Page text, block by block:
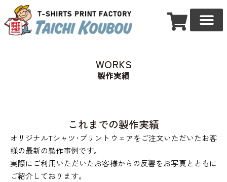
WORKS
製作実績
これまでの製作実績
オリジナルTシャツ･プリントウェアをご注文いただいたお客
様の最新の製作事例です。
実際にご利用いただいたお客様からの反響をお写真とともに
ご紹介しております。